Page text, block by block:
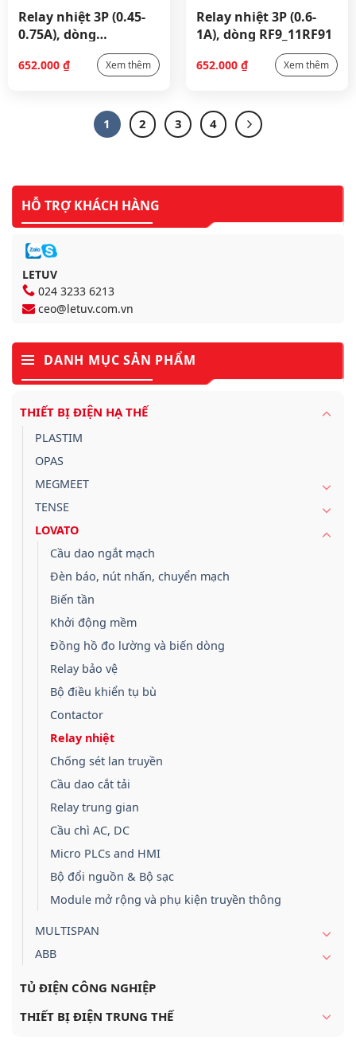
HỖ TRỢ KHÁCH HÀNG
LETUV
024 3233 6213
ceo@letuv.com.vn
DANH MỤC SẢN PHẨM
THIẾT BỊ ĐIỆN HẠ THẾ
PLASTIM
OPAS
MEGMEET
TENSE
LOVATO
Cầu dao ngắt mạch
Đèn báo, nút nhấn, chuyển mạch
Biến tần
Khởi động mềm
Đồng hồ đo lường và biến dòng
Relay bảo vệ
Bộ điều khiển tụ bù
Contactor
Relay nhiệt
Chống sét lan truyền
Cầu dao cắt tải
Relay trung gian
Cầu chì AC, DC
Micro PLCs and HMI
Bộ đổi nguồn & Bộ sạc
Module mở rộng và phụ kiện truyền thông
MULTISPAN
ABB
TỦ ĐIỆN CÔNG NGHIỆP
THIẾT BỊ ĐIỆN TRUNG THẾ
Relay nhiệt 3P (0.45-
0.75A), dòng
RF9_11RF9075
652.000 ₫ Xem thêm
Relay nhiệt 3P (0.6-
1A), dòng RF9_11RF91
652.000 ₫ Xem thêm
1 2 3 4